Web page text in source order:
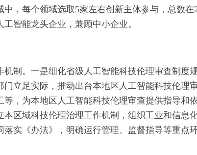
，每个领域选取5家左右创新主体参与，总数在
智能龙头企业，兼顾中小企业。
制。一是细化省级人工智能科技伦理审查制度规
立足实际，推动出台本地区人工智能科技伦理
，为本地区人工智能科技伦理审查提供指导和依
区域科技伦理治理工作机制，组织工业和信息
实《办法》，明确运行管理、监督指导等重点